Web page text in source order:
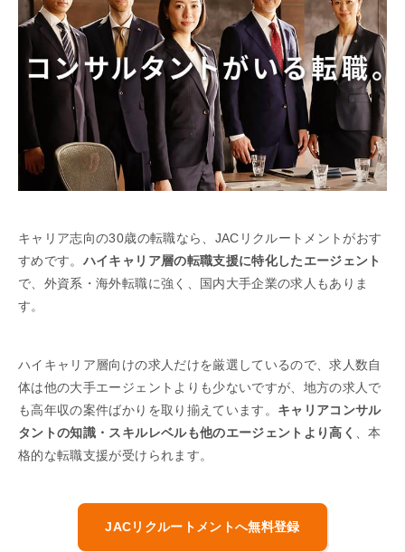
キャリア志向の30歳の転職なら、JACリクルートメントがおす
すめです。 ハイキャリア層の転職支援に特化したエージェント
で、外資系・海外転職に強く、国内大手企業の求人もありま
す。
ハイキャリア層向けの求人だけを厳選しているので、求人数自
体は他の大手エージェントよりも少ないですが、地方の求人で
も高年収の案件ばかりを取り揃えています。 キャリアコンサル
タントの知識・スキルレベルも他のエージェントより高く
、本
格的な転職支援が受けられます。
JACリクルートメントへ無料登録